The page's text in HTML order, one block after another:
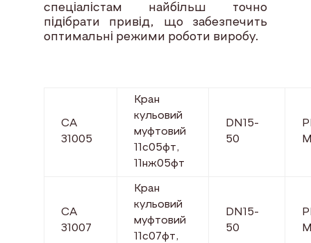
спеціалістам найбільш точно
підібрати привід, що забезпечить
оптимальні режими роботи виробу.
СА
31005
Кран
кульовий
муфтовий
11с05фт,
11нж05фт
DN15-
50
СА
31007
Кран
кульовий
муфтовий
11с07фт,
DN15-
50